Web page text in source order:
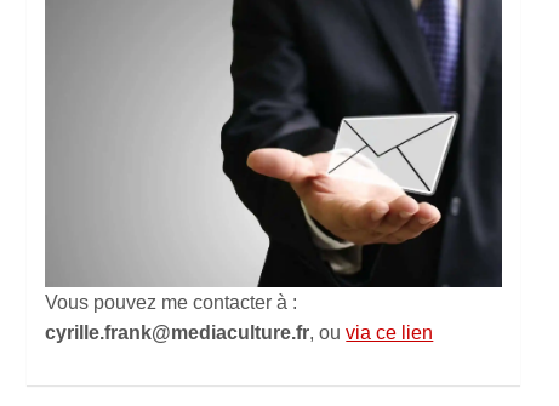
Vous pouvez me contacter à :
cyrille.frank@mediaculture.fr, ouvia ce lien